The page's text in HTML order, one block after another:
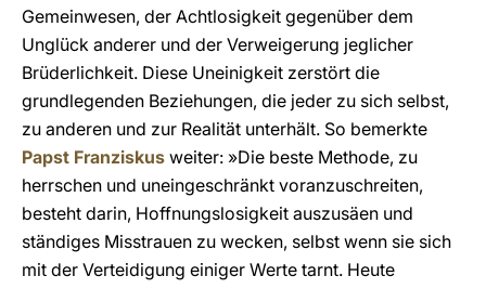
Gemeinwesen, der Achtlosigkeit gegenüber dem
Unglück anderer und der Verweigerung jeglicher
Brüderlichkeit. Diese Uneinigkeit zerstört die
grundlegenden Beziehungen, die jeder zu sich selbst,
zu anderen und zur Realität unterhält. So bemerkte
Papst Franziskus weiter: »Die beste Methode, zu
herrschen und uneingeschränkt voranzuschreiten,
besteht darin, Hoffnungslosigkeit auszusäen und
ständiges Misstrauen zu wecken, selbst wenn sie sich
mit der Verteidigung einiger Werte tarnt. Heute